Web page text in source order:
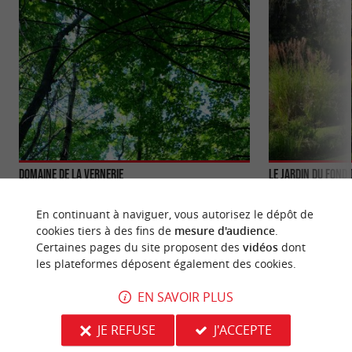
Domaine de la Vernerie
à l’anglaise » sur la commune de Saint-André-de-
Cubzac. ...
2,6 km - Saint-André-de-Cubzac
Le Jardin du Fond
contemporain, à
l’île-du-Carnay.
En continuant à naviguer, vous autorisez le dépôt de
cookies tiers à des fins de mesure d'audience.
Certaines pages du site proposent des vidéosdont
les plateformes déposent également des cookies.
EN SAVOIR PLUS
JE REFUSE
J'ACCEPTE